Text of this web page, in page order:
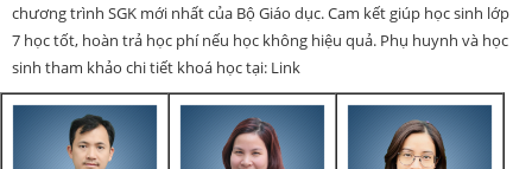
chương trình SGK mới nhất của Bộ Giáo dục. Cam kết giúp học sinh lớp
7 học tốt, hoàn trả học phí nếu học không hiệu quả. Phụ huynh và học
sinh tham khảo chi tiết khoá học tại: Link